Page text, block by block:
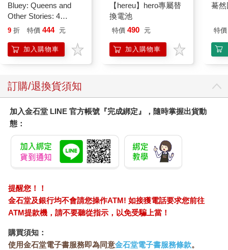
Bluey: Queens and
Other Stories: 4
Stories in 1 Book.
9 折 特價 444 元
加入購物車
【hereu】hero專屬替
換電池
特價 490 元
加入購物車
驀
特價
訂購/退換貨須知
加入金石堂 LINE 官方帳號『完成綁定』，隨時掌握出貨動
態：
提醒您！！
金石堂及銀行均不會請您操作ATM! 如接獲電話要求您前往
ATM提款機，請不要聽從指示，以免受騙上當！
購買須知：
使用金石堂電子書服務即為同意金石堂電子書服務條款。